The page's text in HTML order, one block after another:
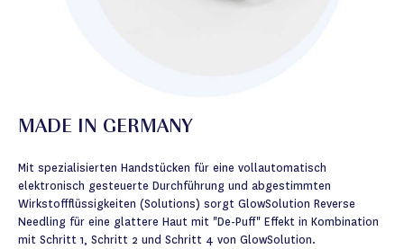
MADE IN GERMANY
Mit spezialisierten Handstücken für eine vollautomatisch
elektronisch gesteuerte Durchführung und abgestimmten
Wirkstoffflüssigkeiten (Solutions) sorgt GlowSolution Reverse
Needling für eine glattere Haut mit "De-Puff" Effekt in Kombination
mit Schritt 1, Schritt 2 und Schritt 4 von GlowSolution.